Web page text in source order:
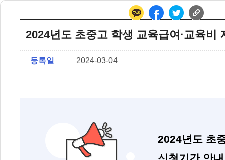
2024년도 초중고 학생 교육급여·교육비
등록일 2024-03-04
2024년도 초